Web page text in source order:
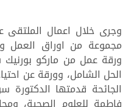
وجرى خلال اعمال
مجموعة من اوراق العمل
ورقة عمل من ماركو
الحل الشامل، وورقة عن
الجائحة قدمتها الدكتورة